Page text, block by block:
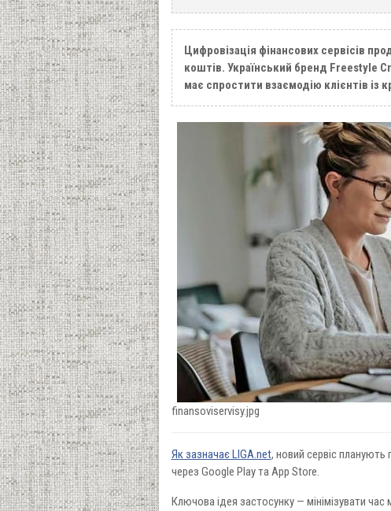
Цифровізація фінансових сервісів
коштів. Український бренд Freestyle
має спростити взаємодію клієнтів із
finansoviservisy.jpg
Як зазначає LIGA.net, новий сервіс
через Google Play та App Store.
Ключова ідея застосунку — мінімізувати